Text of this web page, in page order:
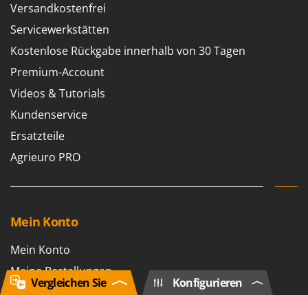
Versandkostenfrei
Servicewerkstätten
Kostenlose Rückgabe innerhalb von 30 Tagen
Premium-Account
Videos & Tutorials
Kundenservice
Ersatzteile
Agrieuro PRO
Mein Konto
Mein Konto
Meine Bestellungen
Konfigurieren
Vergleichen Sie